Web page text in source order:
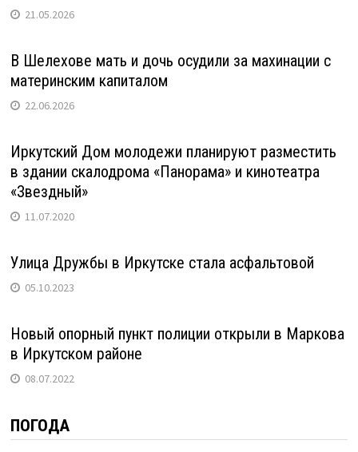
21.05.2026
В Шелехове мать и дочь осудили за махинации с
материнским капиталом
22.06.2026
Иркутский Дом молодежи планируют разместить
в здании скалодрома «Панорама» и кинотеатра
«Звездный»
11.07.2020
Улица Дружбы в Иркутске стала асфальтовой
05.10.2023
Новый опорный пункт полиции открыли в Маркова
в Иркутском районе
08.07.2022
ПОГОДА